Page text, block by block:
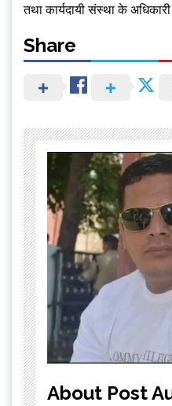
तथा कार्यदायी संस्था के
Share
About Post